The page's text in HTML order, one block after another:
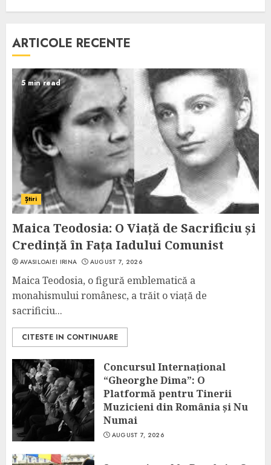
ARTICOLE RECENTE
5 min read
Știri
Maica Teodosia: O Viață de Sacrificiu și
Credință în Fața Iadului Comunist
AVASILOAIEI IRINA AUGUST 7, 2026
Maica Teodosia, o figură emblematică a
monahismului românesc, a trăit o viață de
sacrificiu...
CITESTE IN CONTINUARE
Concursul Internațional
“Gheorghe Dima”: O
Platformă pentru Tinerii
Muzicieni din România și Nu
Numai
AUGUST 7, 2026